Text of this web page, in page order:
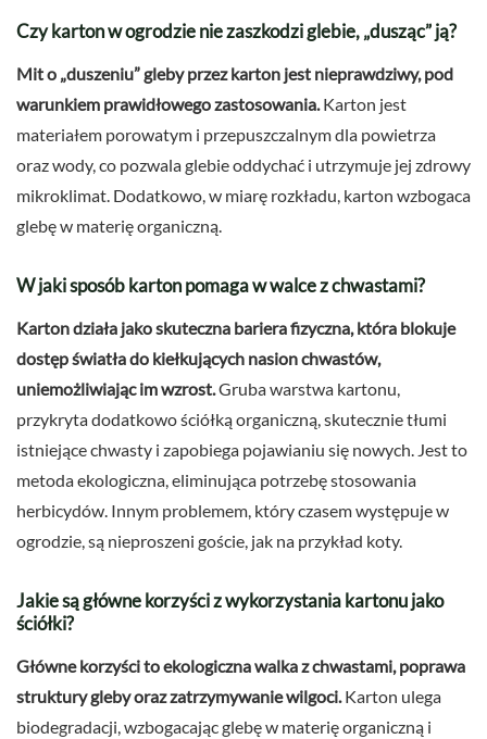
Czy karton w ogrodzie nie zaszkodzi glebie, „dusząc” ją?
Mit o „duszeniu” gleby przez karton jest nieprawdziwy, pod
warunkiem prawidłowego zastosowania. Karton jest
materiałem porowatym i przepuszczalnym dla powietrza
oraz wody, co pozwala glebie oddychać i utrzymuje jej zdrowy
mikroklimat. Dodatkowo, w miarę rozkładu, karton wzbogaca
glebę w materię organiczną.
W jaki sposób karton pomaga w walce z chwastami?
Karton działa jako skuteczna bariera fizyczna, która blokuje
dostęp światła do kiełkujących nasion chwastów,
uniemożliwiając im wzrost.Gruba warstwa kartonu,
przykryta dodatkowo ściółką organiczną, skutecznie tłumi
istniejące chwasty i zapobiega pojawianiu się nowych. Jest to
metoda ekologiczna, eliminująca potrzebę stosowania
herbicydów. Innym problemem, który czasem występuje w
ogrodzie, są nieproszeni goście, jak na przykład koty.
Jakie są główne korzyści z wykorzystania kartonu jako
ściółki?
Główne korzyści to ekologiczna walka z chwastami, poprawa
struktury gleby oraz zatrzymywanie wilgoci. Karton ulega
biodegradacji, wzbogacając glebę w materię organiczną i